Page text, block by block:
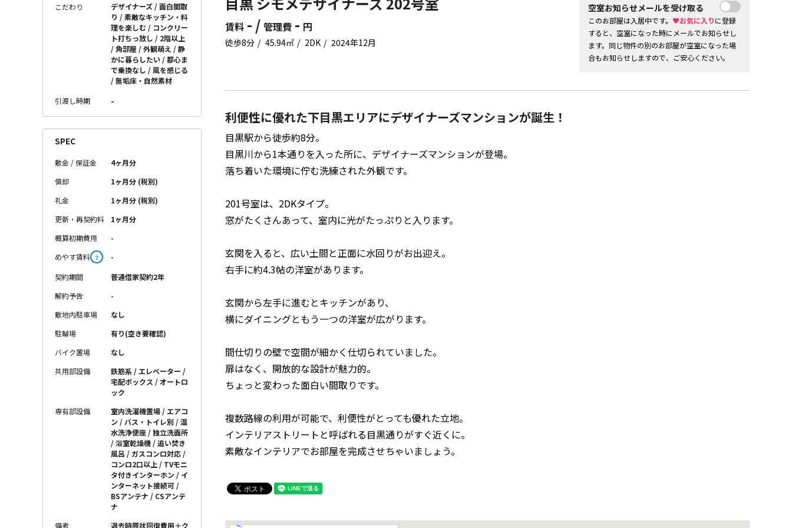
賃料 - / 管理費 - 円
徒歩8分 45.94㎡ 2DK 2024年12月
空室お知らせメールを受け取る
このお部屋は入居中です。 ♥お気に入りに登録
すると、空室になった時にメールでお知らせし
ます。同じ物件の別のお部屋が空室になった場
合もお知らせしますので、ご安心ください。
利便性に優れた下目黒エリアにデザイナーズマンションが誕生！
目黒駅から徒歩約8分。
目黒川から1本通りを入った所に、デザイナーズマンションが登場。
落ち着いた環境に佇む洗練された外観です。
201号室は、2DKタイプ。
窓がたくさんあって、室内に光がたっぷりと入ります。
玄関を入ると、広い土間と正面に水回りがお出迎え。
右手に約4.3帖の洋室があります。
玄関から左手に進むとキッチンがあり、
横にダイニングともう一つの洋室が広がります。
間仕切りの壁で空間が細かく仕切られていました。
扉はなく、開放的な設計が魅力的。
ちょっと変わった面白い間取りです。
複数路線の利用が可能で、利便性がとっても優れた立地。
インテリアストリートと呼ばれる目黒通りがすぐ近くに。
素敵なインテリアでお部屋を完成させちゃいましょう。
こだわり デザイナーズ
面白間取
り
素敵なキッチン・料
理を楽しむ
コンクリー
ト打ちっ放し
2階以上
角部屋
外観萌え
静
かに暮らしたい
都心ま
で乗換なし
風を感じる
無垢床・自然素材
引渡し時期 -
SPEC
敷金 / 保証金
4ヶ月分
償却
1ヶ月分 (税別)
礼金
1ヶ月分 (税別)
更新・再契約料
1ヶ月分
概算初期費用
-
めやす賃料 ？ -
契約期間
普通借家契約2年
解約予告
-
敷地内駐車場
なし
駐輪場
有り(空き要確認)
バイク置場
なし
共用部設備
鉄筋系 / エレベーター /
宅配ボックス / オートロ
ック
専有部設備
室内洗濯機置場 / エアコ
ン / バス・トイレ別 / 温
水洗浄便座 / 独立洗面所
/ 浴室乾燥機 / 追い焚き
風呂 / ガスコンロ対応 /
コンロ2口以上 / TVモニ
タ付きインターホン / イ
ンターネット接続可 /
BSアンテナ / CSアンテ
ナ
備考
退去時原状回復費用＋ク